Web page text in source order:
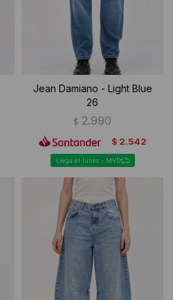
Jean Damiano - Light Blue
26
$ 2.990
$ 2.542
Llega el lunes - MVD